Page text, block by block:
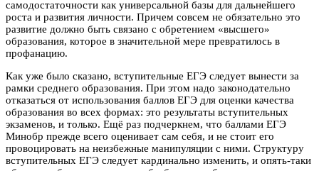
самодостаточности как универсальной базы для дальнейшего
роста и развития личности. Причем совсем не обязательно это
развитие должно быть связано с обретением «высшего»
образования, которое в значительной мере превратилось в
профанацию.
Как уже было сказано, вступительные ЕГЭ следует вынести за
рамки среднего образования. При этом надо законодательно
отказаться от использования баллов ЕГЭ для оценки качества
образования во всех формах: это результаты вступительных
экзаменов, и только. Ещё раз подчеркнем, что баллами ЕГЭ
Минобр прежде всего оценивает сам себя, и не стоит его
провоцировать на неизбежные манипуляции с ними. Структуру
вступительных ЕГЭ следует кардинально изменить, и опять-таки